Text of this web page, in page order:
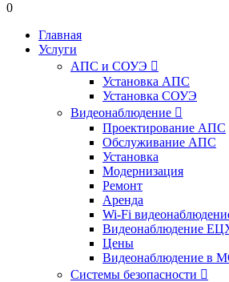
0
Главная
Услуги
АПС и СОУЭ 
Установка АПС
Установка СОУЭ
Видеонаблюдение 
Проектирование АПС
Обслуживание АПС
Установка
Модернизация
Ремонт
Аренда
Wi-Fi
Видеонаблюдение
Цены
Видеонаблюдение в
Системы безопасности 